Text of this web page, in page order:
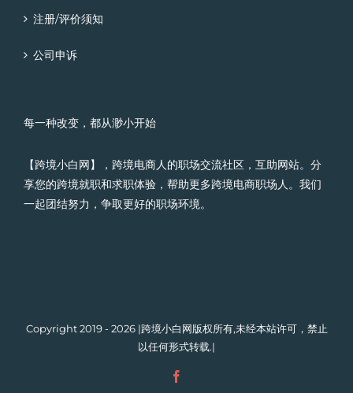
注册/评价须知
公司申诉
每一种改变，都从渺小开始
【跨境小白网】，跨境电商人的职场交流社区，互助网站。分
享您的跨境就职和求职体验，帮助更多跨境电商职场人。我们
一起团结努力，争取更好的职场环境。
Copyright 2019 - 2026 |跨境小白网版权所有,未经本站许可，禁止
以任何形式转载.|